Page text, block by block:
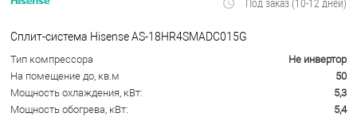
Сплит-система Hisense AS-18HR4SMADC015G
Тип компрессора
Не инвертор
На помещение до, кв.м
50
Мощность охлаждения, кВт:
5,3
Мощность обогрева, кВт:
5,4